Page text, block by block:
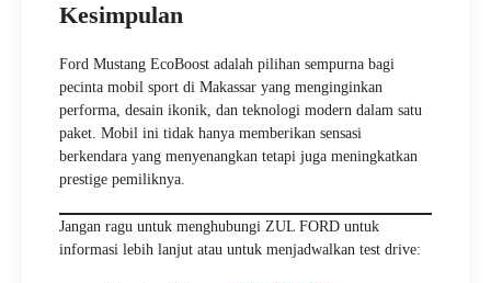
Kesimpulan
Ford Mustang EcoBoost adalah pilihan sempurna bagi
pecinta mobil sport di Makassar yang menginginkan
performa, desain ikonik, dan teknologi modern dalam satu
paket. Mobil ini tidak hanya memberikan sensasi
berkendara yang menyenangkan tetapi juga meningkatkan
prestige pemiliknya.
Jangan ragu untuk menghubungi ZUL FORD untuk
informasi lebih lanjut atau untuk menjadwalkan test drive: